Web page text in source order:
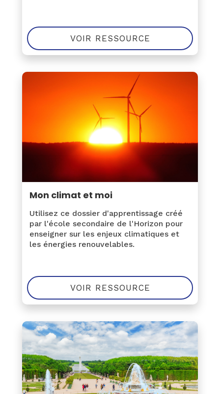
VOIR RESSOURCE
Mon climat et moi
Utilisez ce dossier d'apprentissage créé
par l'école secondaire de l'Horizon pour
enseigner sur les enjeux climatiques et
les énergies renouvelables.
VOIR RESSOURCE